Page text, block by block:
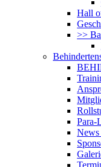
Hall
>>
Para-
News